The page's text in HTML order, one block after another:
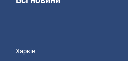
Харків